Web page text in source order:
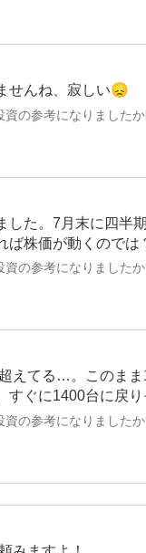
せんね、寂しい😞
資の参考になりましたか
した。7月末に四半
ば株価が動くのでは
資の参考になりましたか
えてる…。このま
すぐに1400台に戻り
資の参考になりましたか